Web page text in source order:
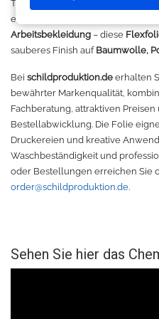
Laserbearbeitung
Großformatdrucker
Direct-to-Film Drucker
Solventdrucker
Sublimationsdrucker
Stickmaschinen
Oracal 631
Oracal 651
Oracal 751
Oracal 951
Oracal 961
Oracal 970 Matt
Graphtec
Ioline
ANA-GRAPH
Foison
P-Cut
Mimaki
Sweatshirt
Hemden
T-Shirts
Jacken
Caps
Taschen
Makerspace - FabLab
Leasing
Gut loslegen mit dem
Angebote
Anmelden
Trägerfolie, die das Positionieren
erleichtert. Ob für
Arbeitsbekleidung – diese
sauberes Finish auf Baumwolle,
Bei schildproduktion.de erhalten
bewährter Markenqualität,
Fachberatung, attraktiven
Bestellabwicklung. Die Folie
Druckereien und kreative
Waschbeständigkeit und
oder Bestellungen erreichen Sie
order@schildproduktion.de.
Sehen Sie hier das